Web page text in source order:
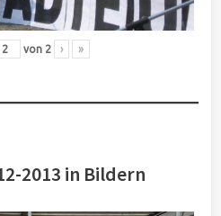
von 2 › »
2013 in Bildern